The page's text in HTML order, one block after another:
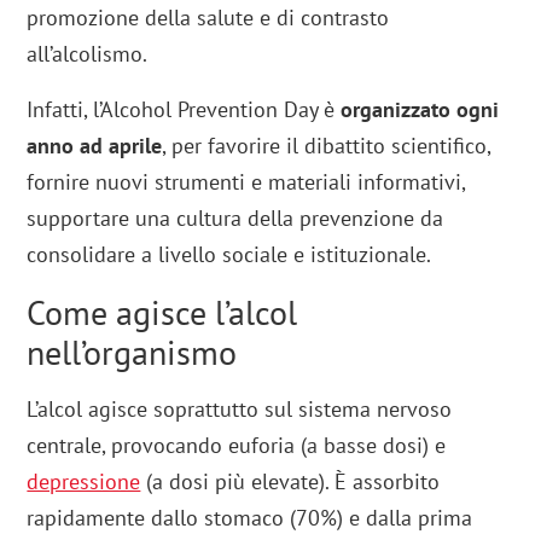
promozione della salute e di contrasto
all’alcolismo.
Infatti, l’Alcohol Prevention Day èorganizzato ogni
anno ad aprile, per favorire il dibattito scientifico,
fornire nuovi strumenti e materiali informativi,
supportare una cultura della prevenzione da
consolidare a livello sociale e istituzionale.
Come agisce l’alcol
nell’organismo
L’alcol agisce soprattutto sul sistema nervoso
centrale, provocando euforia (a basse dosi) e
depressione (a dosi più elevate). È assorbito
rapidamente dallo stomaco (70%) e dalla prima